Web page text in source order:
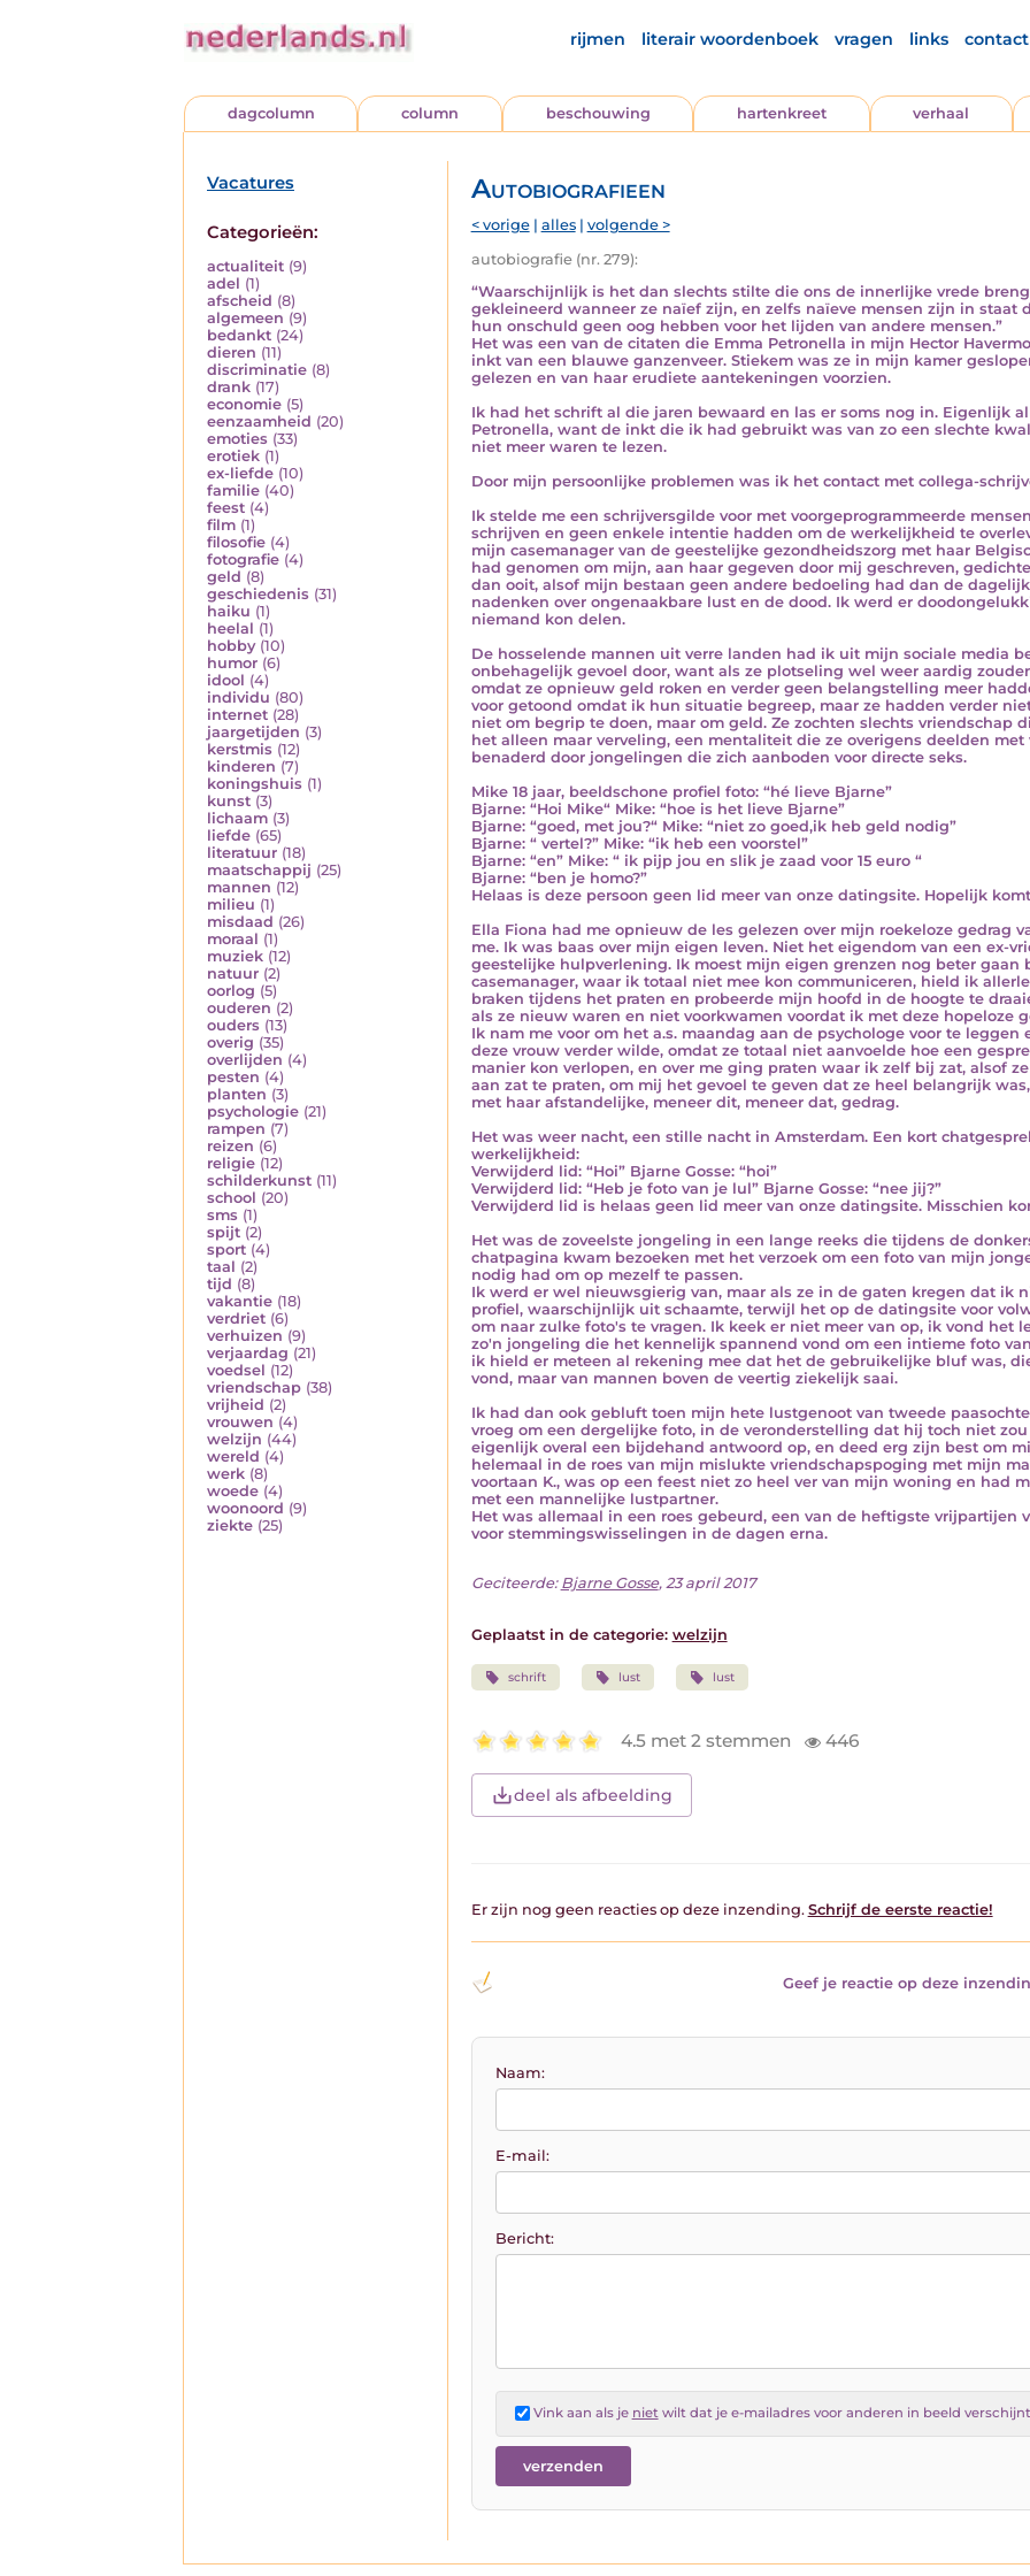
rijmen literair woordenboek vragen links contact
dagcolumn column beschouwing hartenkreet verhaal
Vacatures
Categorieën:
actualiteit (9)
adel (1)
afscheid (8)
algemeen (9)
bedankt (24)
dieren (11)
discriminatie (8)
drank (17)
economie (5)
eenzaamheid (20)
emoties (33)
erotiek (1)
ex-liefde (10)
familie (40)
feest (4)
film (1)
filosofie (4)
fotografie (4)
geld (8)
geschiedenis (31)
haiku (1)
heelal (1)
hobby (10)
humor (6)
idool (4)
individu (80)
internet (28)
jaargetijden (3)
kerstmis (12)
kinderen (7)
koningshuis (1)
kunst (3)
lichaam (3)
liefde (65)
literatuur (18)
maatschappij (25)
mannen (12)
milieu (1)
misdaad (26)
moraal (1)
muziek (12)
natuur (2)
oorlog (5)
ouderen (2)
ouders (13)
overig (35)
overlijden (4)
pesten (4)
planten (3)
psychologie (21)
rampen (7)
reizen (6)
religie (12)
schilderkunst (11)
school (20)
sms (1)
spijt (2)
sport (4)
taal (2)
tijd (8)
vakantie (18)
verdriet (6)
verhuizen (9)
verjaardag (21)
voedsel (12)
vriendschap (38)
vrijheid (2)
vrouwen (4)
welzijn (44)
wereld (4)
werk (8)
woede (4)
woonoord (9)
ziekte (25)
Autobiografieen
< vorige| alles| volgende >
autobiografie (nr. 279):
“Waarschijnlijk is het dan slechts stilte die ons de innerlijke vrede
gekleineerd wanneer ze naïef zijn, en zelfs naïeve mensen zijn in staat
hun onschuld geen oog hebben voor het lijden van andere mensen.”
Het was een van de citaten die Emma Petronella in mijn Hector
inkt van een blauwe ganzenveer. Stiekem was ze in mijn kamer
gelezen en van haar erudiete aantekeningen voorzien.
Ik had het schrift al die jaren bewaard en las er soms nog in. Eigenlijk
Petronella, want de inkt die ik had gebruikt was van zo een slechte
niet meer waren te lezen.
Door mijn persoonlijke problemen was ik het contact met collega-
Ik stelde me een schrijversgilde voor met voorgeprogrammeerde
schrijven en geen enkele intentie hadden om de werkelijkheid te
mijn casemanager van de geestelijke gezondheidszorg met haar
had genomen om mijn, aan haar gegeven door mij geschreven,
dan ooit, alsof mijn bestaan geen andere bedoeling had dan de
nadenken over ongenaakbare lust en de dood. Ik werd er
niemand kon delen.
De hosselende mannen uit verre landen had ik uit mijn sociale media
onbehagelijk gevoel door, want als ze plotseling wel weer aardig
omdat ze opnieuw geld roken en verder geen belangstelling meer
voor getoond omdat ik hun situatie begreep, maar ze hadden verder
niet om begrip te doen, maar om geld. Ze zochten slechts vriendschap
het alleen maar verveling, een mentaliteit die ze overigens deelden
benaderd door jongelingen die zich aanboden voor directe seks.
Mike 18 jaar, beeldschone profiel foto: “hé lieve Bjarne”
Bjarne: “Hoi Mike“ Mike: “hoe is het lieve Bjarne”
Bjarne: “goed, met jou?“ Mike: “niet zo goed,ik heb geld nodig”
Bjarne: “ vertel?” Mike: “ik heb een voorstel”
Bjarne: “en” Mike: “ ik pijp jou en slik je zaad voor 15 euro “
Bjarne: “ben je homo?”
Helaas is deze persoon geen lid meer van onze datingsite. Hopelijk
Ella Fiona had me opnieuw de les gelezen over mijn roekeloze gedrag
me. Ik was baas over mijn eigen leven. Niet het eigendom van een ex-
geestelijke hulpverlening. Ik moest mijn eigen grenzen nog beter gaan
casemanager, waar ik totaal niet mee kon communiceren, hield ik
braken tijdens het praten en probeerde mijn hoofd in de hoogte te
als ze nieuw waren en niet voorkwamen voordat ik met deze hopeloze
Ik nam me voor om het a.s. maandag aan de psychologe voor te
deze vrouw verder wilde, omdat ze totaal niet aanvoelde hoe een
manier kon verlopen, en over me ging praten waar ik zelf bij zat, alsof
aan zat te praten, om mij het gevoel te geven dat ze heel belangrijk
met haar afstandelijke, meneer dit, meneer dat, gedrag.
Het was weer nacht, een stille nacht in Amsterdam. Een kort
werkelijkheid:
Verwijderd lid: “Hoi” Bjarne Gosse: “hoi”
Verwijderd lid: “Heb je foto van je lul” Bjarne Gosse: “nee jij?”
Verwijderd lid is helaas geen lid meer van onze datingsite. Misschien
Het was de zoveelste jongeling in een lange reeks die tijdens de
chatpagina kwam bezoeken met het verzoek om een foto van mijn
nodig had om op mezelf te passen.
Ik werd er wel nieuwsgierig van, maar als ze in de gaten kregen dat ik
profiel, waarschijnlijk uit schaamte, terwijl het op de datingsite voor
om naar zulke foto's te vragen. Ik keek er niet meer van op, ik vond het
zo'n jongeling die het kennelijk spannend vond om een intieme foto
ik hield er meteen al rekening mee dat het de gebruikelijke bluf was,
vond, maar van mannen boven de veertig ziekelijk saai.
Ik had dan ook gebluft toen mijn hete lustgenoot van tweede
vroeg om een dergelijke foto, in de veronderstelling dat hij toch niet
eigenlijk overal een bijdehand antwoord op, en deed erg zijn best om
helemaal in de roes van mijn mislukte vriendschapspoging met mijn
voortaan K., was op een feest niet zo heel ver van mijn woning en had
met een mannelijke lustpartner.
Het was allemaal in een roes gebeurd, een van de heftigste vrijpartijen
voor stemmingswisselingen in de dagen erna.
Geciteerde: Bjarne Gosse, 23 april 2017
Geplaatst in de categorie: welzijn
schrift lust lust
4.5 met 2 stemmen 446
deel als afbeelding
Er zijn nog geen reacties op deze inzending. Schrijf de eerste reactie!
Geef je reactie op deze
Naam:
E-mail:
Bericht:
Vink aan als je nietwilt dat je e-mailadres voor anderen in beeld verschijnt